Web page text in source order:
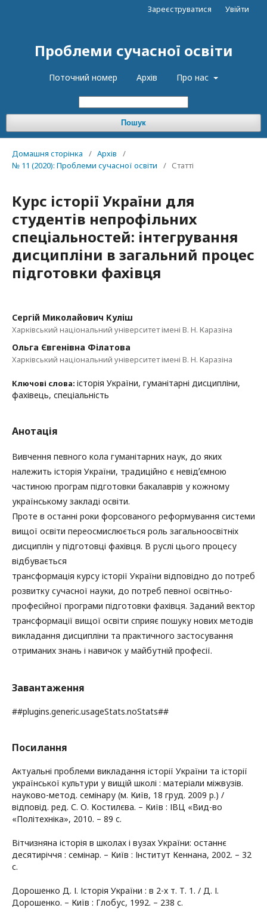
Проблеми сучасної освіти
Поточний номер Архів Про нас
Пошук
Зареєструватися Увійти
Домашня сторінка / Архів
/
№ 11 (2020): Проблеми сучасної освіти
/ Статті
Курс історії України для
студентів непрофільних
спеціальностей: інтегрування
дисципліни в загальний процес
підготовки фахівця
Сергій Миколайович Куліш
Харківський національний університет імені В. Н. Каразіна
Ольга Євгенівна Філатова
Харківський національний університет імені В. Н. Каразіна
Ключові слова: історія України, гуманітарні дисципліни,
фахівець, спеціальність
Анотація
Вивчення певного кола гуманітарних наук, до яких
належить історія України, традиційно є невідʼємною
частиною програм підготовки бакалаврів у кожному
українському закладі освіти.
Проте в останні роки форсованого реформування системи
вищої освіти переосмислюється роль загальноосвітніх
дисциплін у підготовці фахівця. В руслі цього процесу
відбувається
трансформація курсу історії України відповідно до потреб
розвитку сучасної науки, до потреб певної освітньо-
професійної програми підготовки фахівця. Заданий вектор
трансформації вищої освіти сприяє пошуку нових методів
викладання дисципліни та практичного застосування
отриманих знань і навичок у майбутній професії.
Завантаження
##plugins.generic.usageStats.noStats##
Посилання
Актуальні проблеми викладання історії України та історії
української культури у вищій школі : матеріали міжвузів.
науково-метод. семінару (м. Київ, 18 груд. 2009 р.) /
відповід. ред. С. О. Костилєва. – Київ : ІВЦ «Вид-во
«Політехніка», 2010. – 89 с.
Вітчизняна історія в школах і вузах України: останнє
десятиріччя : семінар. – Київ : Інститут Кеннана, 2002. – 32
с.
Дорошенко Д. І. Історія України : в 2-х т. Т. 1. / Д. І.
Дорошенко. – Київ : Глобус, 1992. – 238 с.